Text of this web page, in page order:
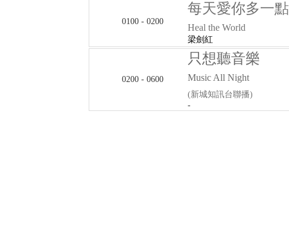
0100 - 0200
每天愛你多一點
Heal the World
梁劍紅
0200 - 0600
只想聽音樂
Music All Night
(新城知訊台聯播)
-